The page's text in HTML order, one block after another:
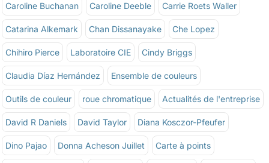
Caroline Buchanan Caroline Deeble Carrie Roets Waller
Catarina Alkemark Chan Dissanayake Che Lopez
Chihiro Pierce Laboratoire CIE Cindy Briggs
Claudia Díaz Hernández Ensemble de couleurs
Outils de couleur roue chromatique Actualités de l'entreprise
David R Daniels David Taylor Diana Kosczor-Pfeufer
Dino Pajao Donna Acheson Juillet Carte à points